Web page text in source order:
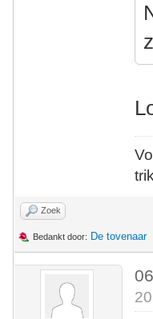
Zoek
Bedankt door: De tovenaar